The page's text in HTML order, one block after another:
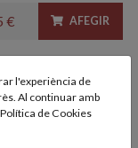
€ AFEGIR
l'experiència de
Al continuar amb
Política de Cookies